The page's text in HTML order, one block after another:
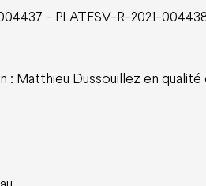
- PLATESV-R-2021-
: Matthieu Dussouillez en